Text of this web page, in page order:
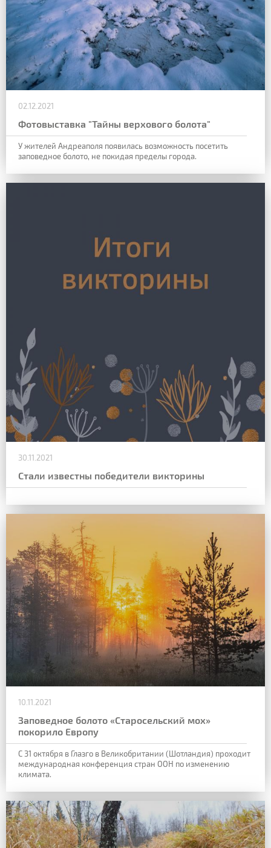
02.12.2021
Фотовыставка "Тайны верхового болота"
У жителей Андреаполя появилась возможность посетить
заповедное болото, не покидая пределы города.
30.11.2021
Стали известны победители викторины
10.11.2021
Заповедное болото «Старосельский мох»
покорило Европу
С 31 октября в Глазго в Великобритании (Шотландия) проходит
международная конференция стран ООН по изменению
климата.